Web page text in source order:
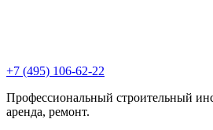
+7 (495) 106-62-22
Профессиональный строительный
аренда, ремонт.